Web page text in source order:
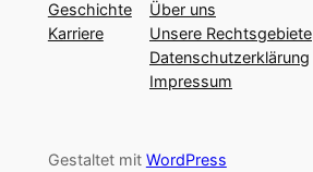
Geschichte
Karriere
Über uns
Unsere Rechtsgebiete
Datenschutzerklärung
Impressum
Gestaltet mit WordPress